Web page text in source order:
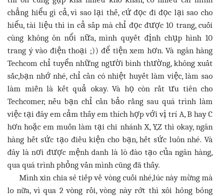
chẳng hiểu gì cả, vì sao lại thế, cứ đọc đi đọc lại sao cho
hiểu, tài liệu thì in cả sấp mà chỉ đọc được 10 trang, cuối
cùng không ôn nổi nữa, mình quyết định chụp hình 10
trang ý vào điện thoại ;)) để tiện xem hơn. Và ngân hàng
Techcom chỉ tuyển những người bình thường, không xuất
sắc,bạn nhớ nhé, chỉ cần có nhiệt huyết làm việc, làm sao
làm miễn là kết quả okay. Và họ còn rất ưu tiên cho
Techcomer, nếu bạn chỉ cần bảo rằng sau quá trình làm
việc tại đây em cảm thấy em thích hợp với vị trí A, B hay C
hơn hoặc em muốn làm tại chi nhánh X, Y,Z thì okay, ngân
hàng hết sức tạo điều kiện cho bạn, hết sức luôn nhé. Và
đây là nơi được mệnh danh là lò đào tạo của ngân hàng,
qua quá trình phỏng vấn mình cũng đã thấy.
Mình xin chia sẻ tiếp về vòng cuối nhé,lúc này mừng mà
lo nữa, vì qua 2 vòng rồi, vòng này rớt thì xôi hỏng bỏng